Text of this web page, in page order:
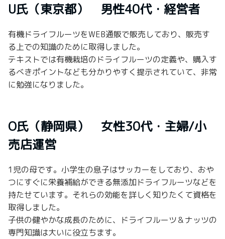
U氏（東京都） 男性40代・経営者
有機ドライフルーツをWEB通販で販売しており、販売す
る上での知識のために取得しました。
テキストでは有機栽培のドライフルーツの定義や、購入す
るべきポイントなども分かりやすく提示されていて、非常
に勉強になりました。
O氏（静岡県） 女性30代・主婦/小
売店運営
1児の母です。小学生の息子はサッカーをしており、おや
つにすぐに栄養補給ができる無添加ドライフルーツなどを
持たせています。それらの効能を詳しく知りたくて資格を
取得しました。
子供の健やかな成長のために、ドライフルーツ＆ナッツの
専門知識は大いに役立ちます。